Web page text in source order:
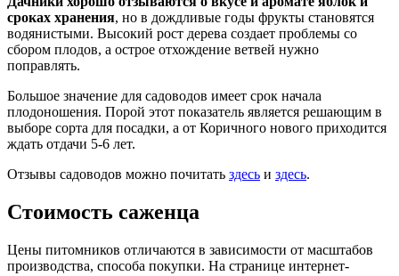
сроках хранения, но в дождливые годы фрукты становятся
водянистыми. Высокий рост дерева создает проблемы со
сбором плодов, а острое отхождение ветвей нужно
поправлять.
Большое значение для садоводов имеет срок начала
плодоношения. Порой этот показатель является решающим в
выборе сорта для посадки, а от Коричного нового приходится
ждать отдачи 5-6 лет.
Отзывы садоводов можно почитать здесь и здесь.
Стоимость саженца
Цены питомников отличаются в зависимости от масштабов
производства, способа покупки. На странице интернет-